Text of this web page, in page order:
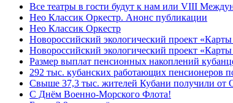
Все театры в гости будут к нам или VIII
Нео Классик Оркестр. Анонс публикации
Нео Классик Оркестр
Новороссийский экологический проект
Новороссийский экологический проект
Размер выплат пенсионных накоплений
292 тыс. кубанских работающих пенсионеров
Свыше 37,3 тыс. жителей Кубани получили от
C Днём Военно-Морского Флота!